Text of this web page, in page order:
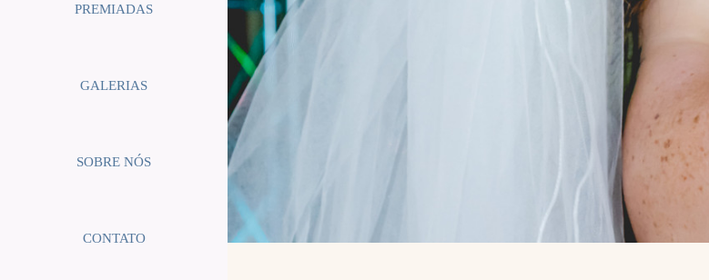
PREMIADAS
GALERIAS
SOBRE NÓS
CONTATO